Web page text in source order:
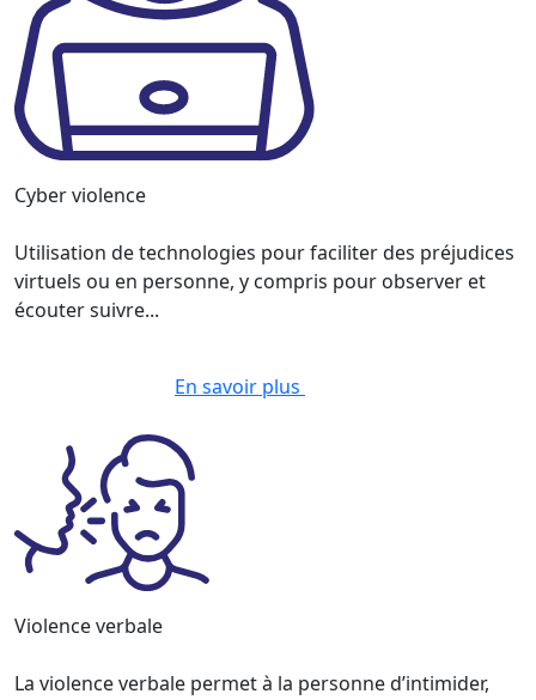
Cyber violence
Utilisation de technologies pour faciliter des préjudices
virtuels ou en personne, y compris pour observer et
écouter suivre...
En savoir plus
Violence verbale
La violence verbale permet à la personne d’intimider,